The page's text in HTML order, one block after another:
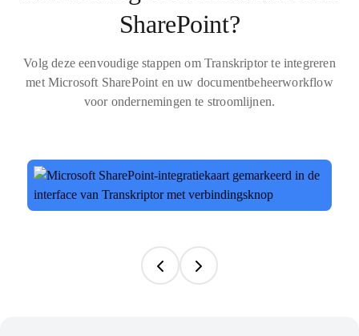
SharePoint?
Volg deze eenvoudige stappen om Transkriptor te integreren
met Microsoft SharePoint en uw documentbeheerworkflow
voor ondernemingen te stroomlijnen.